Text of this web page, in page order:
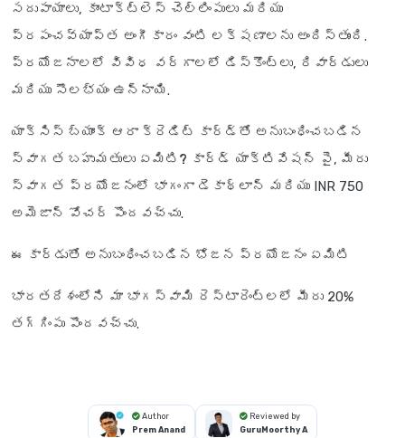
సదుపాయాలు, కాంటాక్ట్‌లెస్ చెల్లింపులు మరియు
ప్రపంచవ్యాప్త అంగీకారం వంటి లక్షణాలను అందిస్తుంది.
ప్రయోజనాలలో వివిధ వర్గాలలో డిస్కౌంట్లు, రివార్డులు
మరియు సౌలభ్యం ఉన్నాయి.
యాక్సిస్ బ్యాంక్ ఆరా క్రెడిట్ కార్డ్‌తో అనుబంధించబడిన
స్వాగత బహుమతులు ఏమిటి? కార్డ్ యాక్టివేషన్ పై, మీరు
స్వాగత ప్రయోజనంలో భాగంగా డెకాథ్లాన్ మరియు INR 750
అమెజాన్ వోచర్ పొందవచ్చు.
ఈ కార్డుతో అనుబంధించబడిన భోజన ప్రయోజనం ఏమిటి
భారతదేశంలోని మా భాగస్వామి రెస్టారెంట్లలో మీరు 20%
తగ్గింపు పొందవచ్చు.
Author
Prem Anand
Reviewed by
GuruMoorthy A